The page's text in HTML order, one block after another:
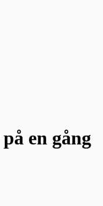
på en gång